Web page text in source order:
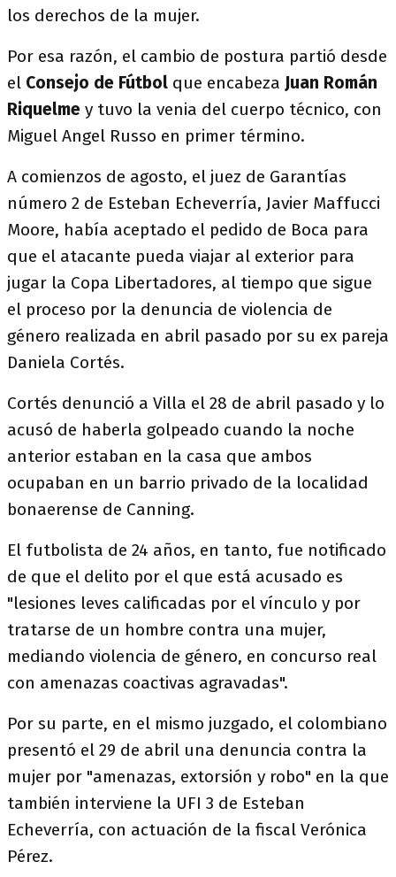
los derechos de la mujer.
Por esa razón, el cambio de postura partió desde
el Consejo de Fútbol que encabeza Juan Román
Riquelme y tuvo la venia del cuerpo técnico, con
Miguel Angel Russo en primer término.
A comienzos de agosto, el juez de Garantías
número 2 de Esteban Echeverría, Javier Maffucci
Moore, había aceptado el pedido de Boca para
que el atacante pueda viajar al exterior para
jugar la Copa Libertadores, al tiempo que sigue
el proceso por la denuncia de violencia de
género realizada en abril pasado por su ex pareja
Daniela Cortés.
Cortés denunció a Villa el 28 de abril pasado y lo
acusó de haberla golpeado cuando la noche
anterior estaban en la casa que ambos
ocupaban en un barrio privado de la localidad
bonaerense de Canning.
El futbolista de 24 años, en tanto, fue notificado
de que el delito por el que está acusado es
"lesiones leves calificadas por el vínculo y por
tratarse de un hombre contra una mujer,
mediando violencia de género, en concurso real
con amenazas coactivas agravadas".
Por su parte, en el mismo juzgado, el colombiano
presentó el 29 de abril una denuncia contra la
mujer por "amenazas, extorsión y robo" en la que
también interviene la UFI 3 de Esteban
Echeverría, con actuación de la fiscal Verónica
Pérez.